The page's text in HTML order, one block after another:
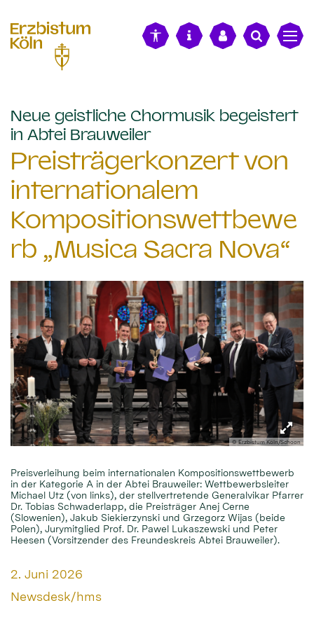
Neue geistliche Chormusik begeistert
in Abtei Brauweiler:
Preisträgerkonzert von
internationalem
Kompositionswettbewe
rb „Musica Sacra Nova“
© Erzbistum Köln/Schoon
Preisverleihung beim internationalen Kompositionswettbewerb
in der Kategorie A in der Abtei Brauweiler: Wettbewerbsleiter
Michael Utz (von links), der stellvertretende Generalvikar Pfarrer
Dr. Tobias Schwaderlapp, die Preisträger Anej Cerne
(Slowenien), Jakub Siekierzynski und Grzegorz Wijas (beide
Polen), Jurymitglied Prof. Dr. Pawel Lukaszewski und Peter
Heesen (Vorsitzender des Freundeskreis Abtei Brauweiler).
Datum:
2. Juni 2026
Von:
Newsdesk/hms